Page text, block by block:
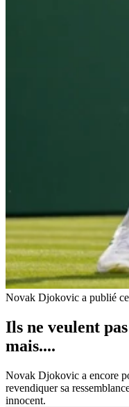
Novak Djokovic a publié
Ils ne veulent
mais....
Novak Djokovic a encore
revendiquer sa
innocent.